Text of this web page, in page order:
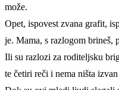
može.
Opet, ispovest zvana grafit,
je. Mama, s razlogom brineš,
Ili su razlozi za roditeljsku
te četiri reči i nema ništa